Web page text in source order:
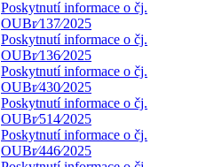
Poskytnutí informace o čj.
OUBr⁄137⁄2025
Poskytnutí informace o čj.
OUBr⁄136⁄2025
Poskytnutí informace o čj.
OUBr⁄430⁄2025
Poskytnutí informace o čj.
OUBr⁄514⁄2025
Poskytnutí informace o čj.
OUBr⁄446⁄2025